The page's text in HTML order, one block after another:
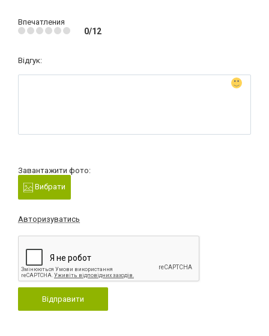
Впечатления
0/12
Відгук:
Завантажити фото:
Вибрати
Авторизуватись
Відправити